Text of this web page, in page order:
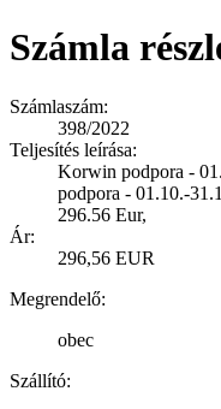
Számla
Számlaszám:
398/2022
Teljesítés leírása:
Korwin podpora -
podpora - 01.10.-
296.56 Eur,
Ár:
296,56 EUR
Megrendelő:
obec
Szállító: